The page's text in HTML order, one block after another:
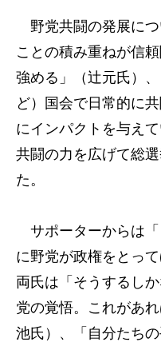
野党共闘の発展につ
ことの積み重ねが信
強める」（辻元氏）
ど）国会で日常的に
にインパクトを与え
共闘の力を広げて総
た。
サポーターからは
に野党が政権をとっ
両氏は「そうするし
党の覚悟。これがあ
池氏）、「自分たち